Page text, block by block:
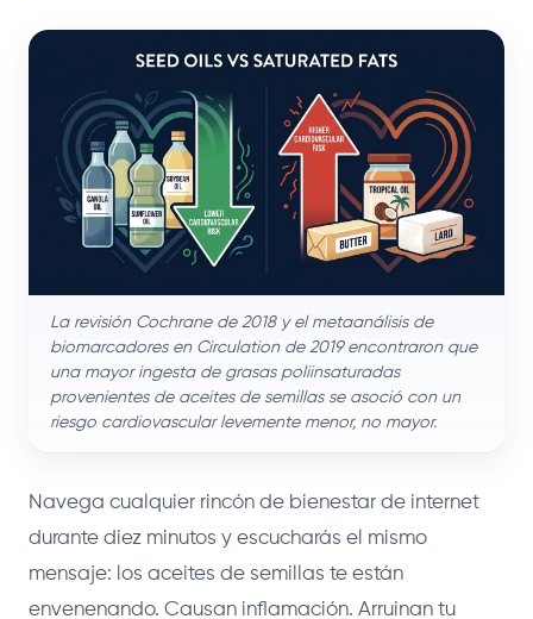
La revisión Cochrane de 2018 y el metaanálisis de
biomarcadores en Circulation de 2019 encontraron que
una mayor ingesta de grasas poliinsaturadas
provenientes de aceites de semillas se asoció con un
riesgo cardiovascular levemente menor, no mayor.
Navega cualquier rincón de bienestar de internet
durante diez minutos y escucharás el mismo
mensaje: los aceites de semillas te están
envenenando. Causan inflamación. Arruinan tu